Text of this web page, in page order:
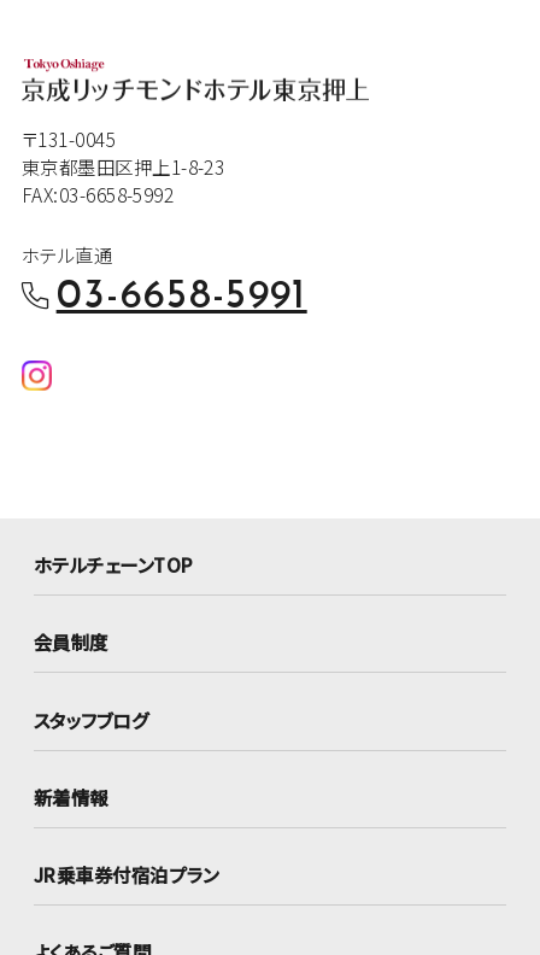
〒131-0045
東京都墨田区押上1-8-23
FAX:03-6658-5992
ホテル直通
03-6658-5991
ホテルチェーンTOP
会員制度
スタッフブログ
新着情報
JR乗車券付宿泊プラン